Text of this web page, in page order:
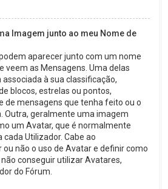
Imagem junto ao meu Nome de
aparecer junto com um nome
veem as Mensagens. Uma delas
à sua classificação,
blocos, estrelas ou pontos,
de mensagens que tenha feito ou o
Outra, geralmente uma imagem
um Avatar, que é normalmente
Utilizador. Cabe ao
não o uso de Avatar e definir como
conseguir utilizar Avatares,
do Fórum.